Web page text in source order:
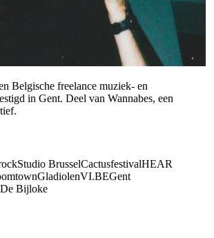
Belgische freelance muziek- en
in Gent. Deel van Wannabes, een
Studio BrusselCactusfestivalHEAR
GladiolenVI.BEGent
Bijloke